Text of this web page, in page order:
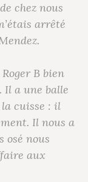
chez nous
arrêté
B bien
Il a une balle
cuisse : il
Il nous a
osé nous
aux